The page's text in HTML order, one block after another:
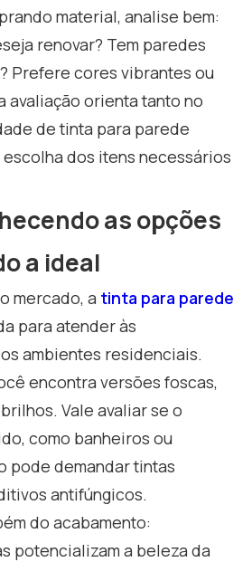
material, analise bem:
renovar? Tem paredes
Prefere cores vibrantes ou
avaliação orienta tanto no
de tinta para parede
dos itens necessários
as opções
a ideal
mercado, a tinta para parede
para atender às
ambientes residenciais.
encontra versões foscas,
Vale avaliar se o
como banheiros ou
pode demandar tintas
antifúngicos.
do acabamento:
potencializam a beleza da